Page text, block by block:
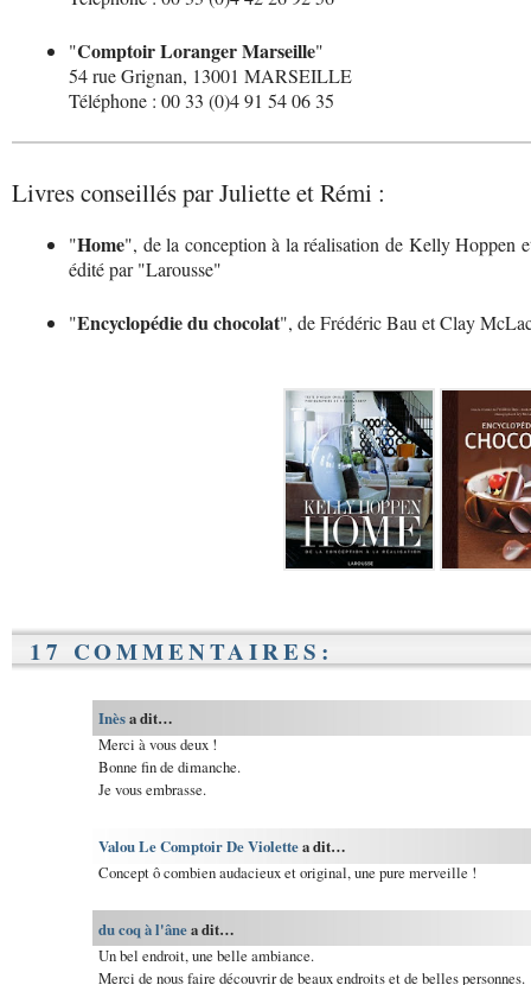
"Comptoir Loranger Marseille"
54 rue Grignan, 13001 MARSEILLE
Téléphone : 00 33 (0)4 91 54 06 35
Livres conseillés par Juliette et Rémi :
"Home", de la conception à la réalisation de Kelly Hoppen
édité par "Larousse"
"Encyclopédie du chocolat", de Frédéric Bau et Clay
17 COMMENTAIRES:
Inèsa dit…
Merci à vous deux !
Bonne fin de dimanche.
Je vous embrasse.
Valou Le Comptoir De Violettea dit…
Concept ô combien audacieux et original, une pure merveille !
du coq à l'ânea dit…
Un bel endroit, une belle ambiance.
Merci de nous faire découvrir de beaux endroits et de belles personnes.